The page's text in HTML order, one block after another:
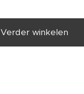
Verder winkelen